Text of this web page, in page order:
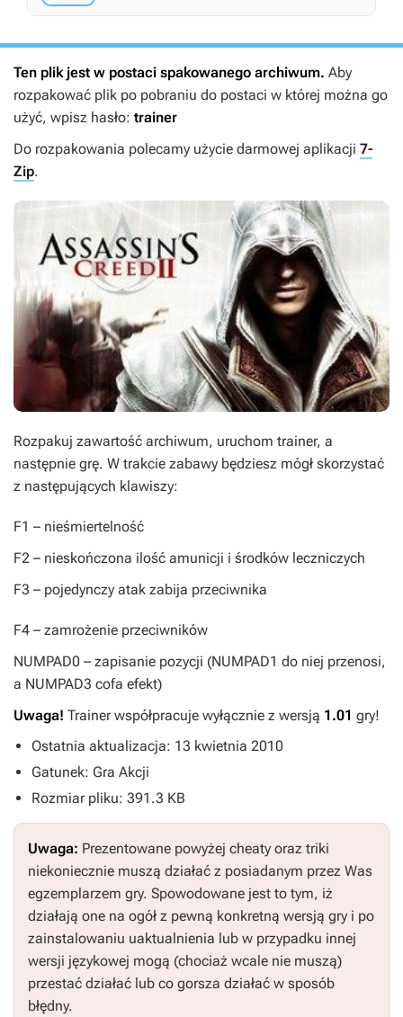
Ten plik jest w postaci spakowanego archiwum. Aby
rozpakować plik po pobraniu do postaci w której można go
użyć, wpisz hasło: trainer
Do rozpakowania polecamy użycie darmowej aplikacji 7-
Zip.
Rozpakuj zawartość archiwum, uruchom trainer, a
następnie grę. W trakcie zabawy będziesz mógł skorzystać
z następujących klawiszy:
F1 – nieśmiertelność
F2 – nieskończona ilość amunicji i środków leczniczych
F3 – pojedynczy atak zabija przeciwnika
F4 – zamrożenie przeciwników
NUMPAD0 – zapisanie pozycji (NUMPAD1 do niej przenosi,
a NUMPAD3 cofa efekt)
Uwaga! Trainer współpracuje wyłącznie z wersją 1.01 gry!
Ostatnia aktualizacja: 13 kwietnia 2010
Gatunek: Gra Akcji
Rozmiar pliku: 391.3 KB
Uwaga: Prezentowane powyżej cheaty oraz triki
niekoniecznie muszą działać z posiadanym przez Was
egzemplarzem gry. Spowodowane jest to tym, iż
działają one na ogół z pewną konkretną wersją gry i po
zainstalowaniu uaktualnienia lub w przypadku innej
wersji językowej mogą (chociaż wcale nie muszą)
przestać działać lub co gorsza działać w sposób
błędny.